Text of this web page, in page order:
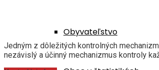
Obyvateľstvo
Jedným z dôležitých kontrolných
nezávislý a účinný mechanizmus kontroly